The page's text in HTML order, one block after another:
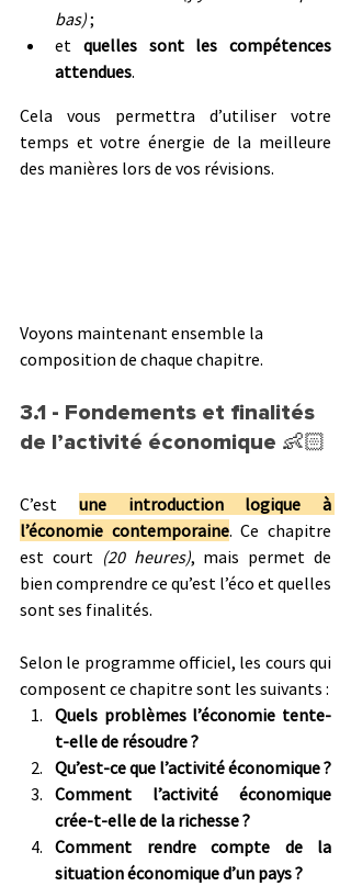
bas) ;
et quelles sont les compétences
attendues.
Cela vous permettra d’utiliser votre
temps et votre énergie de la meilleure
des manières lors de vos révisions.
Voyons maintenant ensemble la
composition de chaque chapitre.
3.1 - Fondements et finalités
de l’activité économique 👶🏻
C’est une introduction logique à
l’économie contemporaine. Ce chapitre
est court (20 heures), mais permet de
bien comprendre ce qu’est l’éco et quelles
sont ses finalités.
Selon le programme officiel, les cours qui
composent ce chapitre sont les suivants :
Quels problèmes l’économie tente-
t-elle de résoudre ?
Qu’est-ce que l’activité économique ?
Comment l’activité économique
crée-t-elle de la richesse ?
Comment rendre compte de la
situation économique d’un pays ?